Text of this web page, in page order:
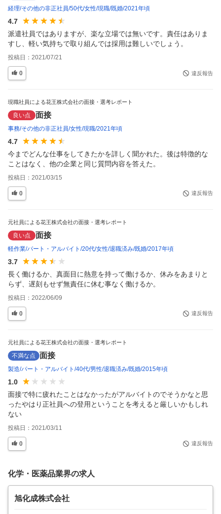
経理 その他の非正社員 50代 女性 現職 既婚 2021年頃
4.7
派遣社員ではありますが、楽な立場では無いです。責任はありま
すし、軽い気持ちで取り組んでは採用は難しいでしょう。
投稿日： 2021/07/21
0 違反報告
現職社員による花王株式会社の面接・選考レポート
良い点 面接
事務 その他の非正社員 女性 現職 2021年頃
4.7
今までどんな仕事をしてきたかを詳しく聞かれた。後は特徴的な
ことはなく、他の企業と同じ質問内容を答えた。
投稿日： 2021/03/15
0 違反報告
元社員による花王株式会社の面接・選考レポート
良い点 面接
軽作業 パート・アルバイト 20代 女性 退職済み 既婚 2017年頃
3.7
長く働けるか、真面目に熱意を持って働けるか、休みをあまりと
らず、遅刻もせず無責任に休む事なく働けるか。
投稿日： 2022/06/09
0 違反報告
元社員による花王株式会社の面接・選考レポート
不満な点 面接
製造 パート・アルバイト 40代 男性 退職済み 既婚 2015年頃
1.0
面接で特に疲れたことはなかったがアルバイトのでそうかなと思
ったやはり正社員への登用ということを考えると厳しいかもしれ
ない
投稿日： 2021/03/11
0 違反報告
化学・医薬品業界の求人
旭化成株式会社